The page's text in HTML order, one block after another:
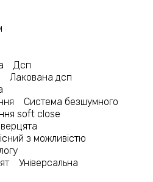
Дсп
Лакована дсп
Система безшумного
soft close
з можливістю
Універсальна